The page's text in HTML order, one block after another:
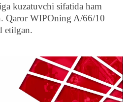
kuzatuvchi sifatida ham
Qaror WIPOning A/66/10
etilgan.